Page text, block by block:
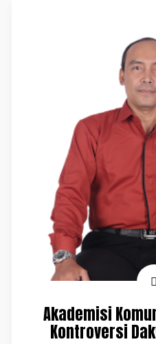
Akademisi
Kontroversi